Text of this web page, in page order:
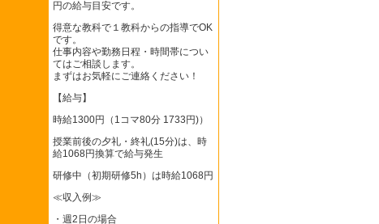
円の給与目安です。
得意な教科で１教科からの指導でOK
です。
仕事内容や勤務日程・時間帯につい
てはご相談します。
まずはお気軽にご連絡ください！
【給与】
時給1300円（1コマ80分 1733円)）
授業前後の夕礼・終礼(15分)は、時
給1068円換算で給与発生
研修中（初期研修5h）は時給1068円
≪収入例≫
・週2日の場合